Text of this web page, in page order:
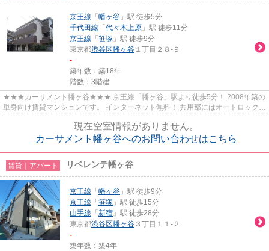
京王線 「 幡ヶ谷 」駅 徒歩5分
千代田線 「 代々木上原 」駅 徒歩11分
京王線 「 笹塚 」駅 徒歩9分
東京都渋谷区幡ヶ谷 １丁目２８-９
-
築年数：築18年
階数：3階建
★★★カーサメント幡ヶ谷★★★ 京王線「幡ヶ谷」駅より徒歩5分！ 2008年築の
単身向け賃貸マンションです。 インターネット無料！ 共用部にはオートロック完
現在空室情報がありません。
カーサメント幡ヶ谷へのお問い合わせはこちら
賃貸｜アパート リベレンテ幡ヶ谷
京王線 「 幡ヶ谷 」駅 徒歩9分
京王線 「 笹塚 」駅 徒歩15分
山手線 「 新宿 」駅 徒歩28分
東京都渋谷区幡ヶ谷 ３丁目１１-２
-
築年数：築4年